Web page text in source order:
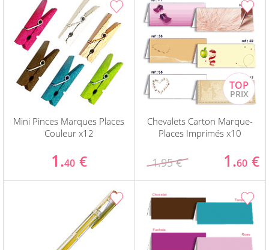
Mini Pinces Marques Places
Couleur x12
1.40 €
Chevalets Carton Marque-
Places Imprimés x10
1.95 € 1.60 €